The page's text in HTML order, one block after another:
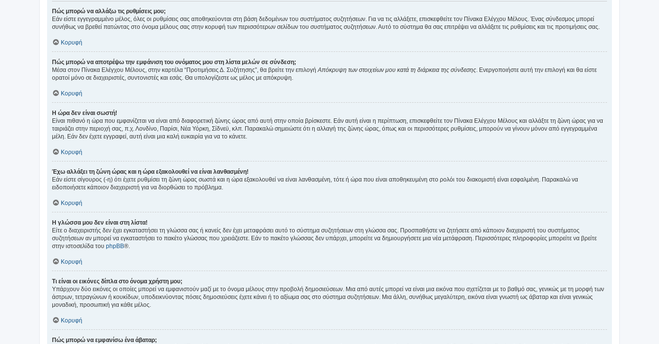
Πώς μπορώ να αλλάξω τις ρυθμίσεις μου;
Εάν είστε εγγεγραμμένο μέλος, όλες οι ρυθμίσεις σας αποθηκεύονται στη βάση δεδομένων του συστήματος συζητήσεων. Για να τις αλλάξετε, επισκεφθείτε τον Πίνακα Ελέγχου Μέλους. Ένας σύνδεσμος μπορεί
συνήθως να βρεθεί πατώντας στο όνομα μέλους σας στην κορυφή των περισσότερων σελίδων του συστήματος συζητήσεων. Αυτό το σύστημα θα σας επιτρέψει να αλλάξετε τις ρυθμίσεις και τις προτιμήσεις σας.
Κορυφή
Πώς μπορώ να αποτρέψω την εμφάνιση του ονόματος μου στη λίστα μελών σε σύνδεση;
Μέσα στον Πίνακα Ελέγχου Μέλους, στην καρτέλα “Προτιμήσεις Δ. Συζήτησης”, θα βρείτε την επιλογήΑπόκρυψη των στοιχείων μου κατά τη διάρκεια της σύνδεσης. Ενεργοποιήστε αυτή την επιλογή και θα είστε
ορατοί μόνο σε διαχειριστές, συντονιστές και εσάς. Θα υπολογίζεστε ως μέλος με απόκρυψη.
Κορυφή
Η ώρα δεν είναι σωστή!
Είναι πιθανό η ώρα που εμφανίζεται να είναι από διαφορετική ζώνης ώρας από αυτή στην οποία βρίσκεστε. Εάν αυτή είναι η περίπτωση, επισκεφθείτε τον Πίνακα Ελέγχου Μέλους και αλλάξτε τη ζώνη ώρας για να
ταιριάζει στην περιοχή σας, π.χ. Λονδίνο, Παρίσι, Νέα Υόρκη, Σίδνεϋ, κλπ. Παρακαλώ σημειώστε ότι η αλλαγή της ζώνης ώρας, όπως και οι περισσότερες ρυθμίσεις, μπορούν να γίνουν μόνον από εγγεγραμμένα
μέλη. Εάν δεν έχετε εγγραφεί, αυτή είναι μια καλή ευκαιρία για να το κάνετε.
Κορυφή
Έχω αλλάξει τη ζώνη ώρας και η ώρα εξακολουθεί να είναι λανθασμένη!
Εάν είστε σίγουρος (-η) ότι έχετε ρυθμίσει τη ζώνη ώρας σωστά και η ώρα εξακολουθεί να είναι λανθασμένη, τότε ή ώρα που είναι αποθηκευμένη στο ρολόι του διακομιστή είναι εσφαλμένη. Παρακαλώ να
ειδοποιήσετε κάποιον διαχειριστή για να διορθώσει το πρόβλημα.
Κορυφή
Η γλώσσα μου δεν είναι στη λίστα!
Είτε ο διαχειριστής δεν έχει εγκαταστήσει τη γλώσσα σας ή κανείς δεν έχει μεταφράσει αυτό το σύστημα συζητήσεων στη γλώσσα σας. Προσπαθήστε να ζητήσετε από κάποιον διαχειριστή του συστήματος
συζητήσεων αν μπορεί να εγκαταστήσει το πακέτο γλώσσας που χρειάζεστε. Εάν το πακέτο γλώσσας δεν υπάρχει, μπορείτε να δημιουργήσετε μια νέα μετάφραση. Περισσότερες πληροφορίες μπορείτε να βρείτε
στην ιστοσελίδα του phpBB®.
Κορυφή
Τι είναι οι εικόνες δίπλα στο όνομα χρήστη μου;
Υπάρχουν δύο εικόνες οι οποίες μπορεί να εμφανιστούν μαζί με το όνομα μέλους στην προβολή δημοσιεύσεων. Μια από αυτές μπορεί να είναι μια εικόνα που σχετίζεται με το βαθμό σας, γενικώς με τη μορφή των
άστρων, τετραγώνων ή κουκίδων, υποδεικνύοντας πόσες δημοσιεύσεις έχετε κάνει ή το αξίωμα σας στο σύστημα συζητήσεων. Μια άλλη, συνήθως μεγαλύτερη, εικόνα είναι γνωστή ως άβαταρ και είναι γενικώς
μοναδική, προσωπική για κάθε μέλος.
Κορυφή
Πώς μπορώ να εμφανίσω ένα άβαταρ;